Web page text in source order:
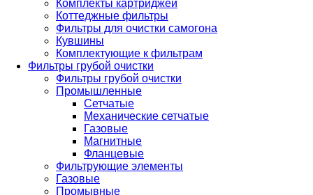
Комплекты картриджей
Коттеджные фильтры
Фильтры для очистки самогона
Кувшины
Комплектующие к фильтрам
Фильтры грубой очистки
Фильтры грубой очистки
Промышленные
Сетчатые
Механические сетчатые
Газовые
Магнитные
Фланцевые
Фильтрующие элементы
Газовые
Промывные